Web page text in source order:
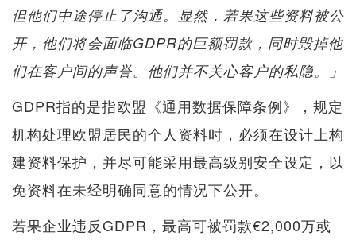
但他们中途停止了沟通。显然，若果这些资料被公
开，他们将会面临GDPR的巨额罚款，同时毁掉他
们在客户间的声誉。他们并不关心客户的私隐。」
GDPR指的是指欧盟《通用数据保障条例》，规定
机构处理欧盟居民的个人资料时，必须在设计上构
建资料保护，并尽可能采用最高级别安全设定，以
免资料在未经明确同意的情况下公开。
若果企业违反GDPR，最高可被罚款€2,000万或